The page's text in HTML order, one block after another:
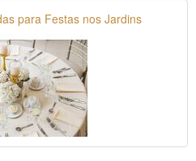
para Festas nos Jardins